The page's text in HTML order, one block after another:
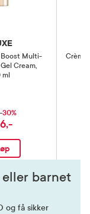
Boost Multi-
Cream,
30%
Crème
barnet
og få sikker